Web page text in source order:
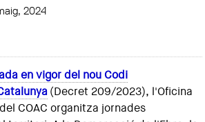
2024
en vigor del nou Codi
(Decret 209/2023), l'Oficina
COAC organitza jornades